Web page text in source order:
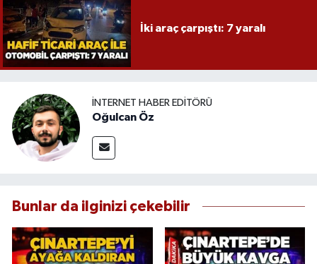
İki araç çarpıştı: 7 yaralı
İNTERNET HABER EDITÖRÜ
Oğulcan Öz
Bunlar da ilginizi çekebilir